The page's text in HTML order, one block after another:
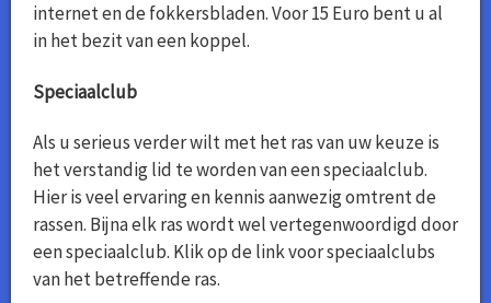
internet en de fokkersbladen. Voor 15 Euro bent u al
in het bezit van een koppel.
Speciaalclub
Als u serieus verder wilt met het ras van uw keuze is
het verstandig lid te worden van een speciaalclub.
Hier is veel ervaring en kennis aanwezig omtrent de
rassen. Bijna elk ras wordt wel vertegenwoordigd door
een speciaalclub. Klik op de link voor speciaalclubs
van het betreffende ras.